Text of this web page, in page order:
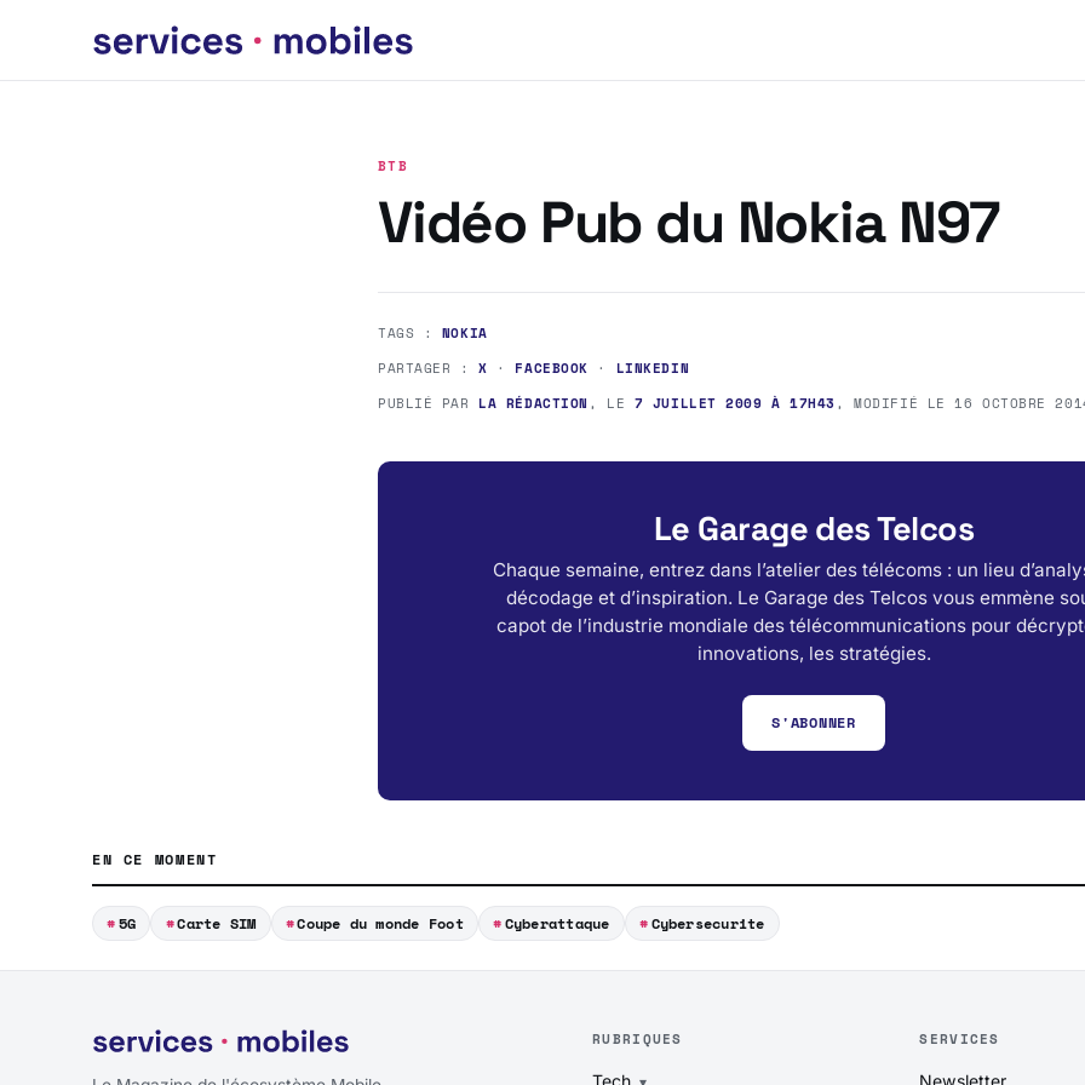
BTB
Vidéo Pub du Nokia N97
TAGS : NOKIA
PARTAGER :X · FACEBOOK · LINKEDIN
PUBLIÉ PAR LA RÉDACTION , LE 7 JUILLET 2009 À 17H43 , MODIFIÉ LE16 OCTOBRE
Le Garage des Telcos
Chaque semaine, entrez dans l’atelier des télécoms : un lieu
décodage et d’inspiration. Le Garage des Telcos vous emmène
capot de l’industrie mondiale des télécommunications pour
innovations, les stratégies.
S'ABONNER
EN CE MOMENT
5G Carte SIM Coupe du monde Foot Cyberattaque Cybersecurite
RUBRIQUES SERVICES